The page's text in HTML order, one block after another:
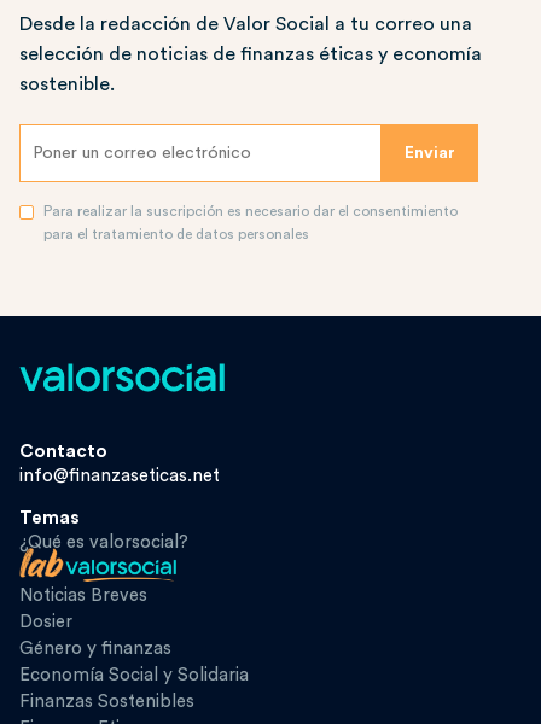
Desde la redacción de Valor Social a tu correo una
selección de noticias de finanzas éticas y economía
sostenible.
Para realizar la suscripción es necesario dar el consentimiento
para el tratamiento de datos personales
Contacto
info@finanzaseticas.net
Temas
¿Qué es valorsocial?
Noticias Breves
Dosier
Género y finanzas
Economía Social y Solidaria
Finanzas Sostenibles